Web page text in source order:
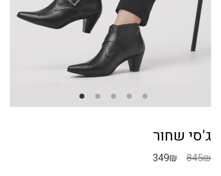
ג'סי שחור
845₪
349₪